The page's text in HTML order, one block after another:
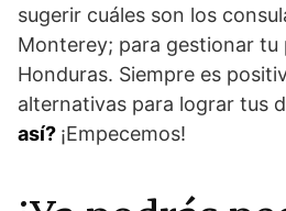
sugerir cuáles son los
Monterey; para gestionar tu
Honduras. Siempre es
alternativas para lograr tus
así? ¡Empecemos!